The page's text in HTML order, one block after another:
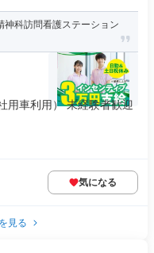
神科訪問看護ステーション
用車利用） 未経験者歓迎
気になる
見る